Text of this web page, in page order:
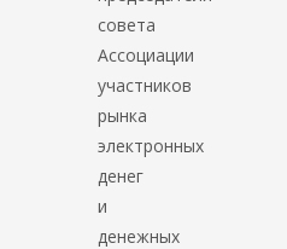
совета
Ассоциации
участников
рынка
электронных
денег
и
денежных